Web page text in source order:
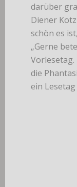
darüber
Diener
schön es
„Gerne
die
ein Lesetag